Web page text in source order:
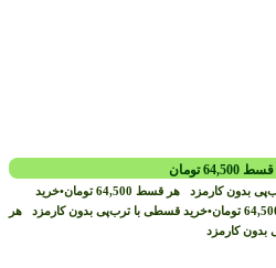
قسط 64,500 تومان
بدون کارمزد هر قسط 64,500 تومان•خرید
تومان•خرید قسطی با ترب‌پی بدون کارمزد هر
بدون کارمزد